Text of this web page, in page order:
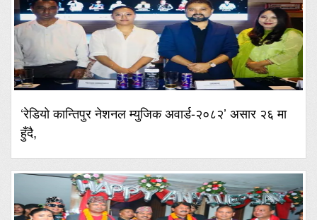
‘रेडियो कान्तिपुर नेशनल म्युजिक अवार्ड-२०८२’ असार २६ मा
हुँदै,